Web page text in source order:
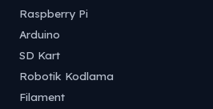
Raspberry Pi
Arduino
SD Kart
Robotik Kodlama
Filament